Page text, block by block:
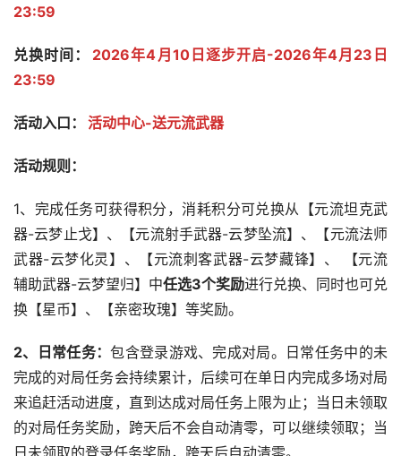
23:59
兑换时间：
2026年4月10日逐步开启-2026年4月23日
23:59
活动入口： 活动中心-送元流武器
活动规则：
1、完成任务可获得积分，消耗积分可兑换从【元流坦克武
器-云梦止戈】、【元流射手武器-云梦坠流】、【元流法师
武器-云梦化灵】、【元流刺客武器-云梦藏锋】、 【元流
辅助武器-云梦望归】中任选3个奖励进行兑换、同时也可兑
换【星币】、【亲密玫瑰】等奖励。
2、日常任务：包含登录游戏、完成对局。日常任务中的未
完成的对局任务会持续累计，后续可在单日内完成多场对局
来追赶活动进度，直到达成对局任务上限为止；当日未领取
的对局任务奖励，跨天后不会自动清零，可以继续领取；当